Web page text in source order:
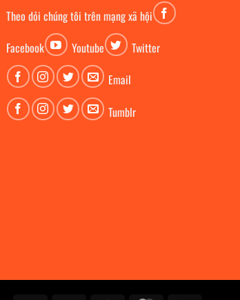
Theo dỏi chúng tôi trên mạng xã hội
Facebook
Youtube
Twitter
Email
Tumblr